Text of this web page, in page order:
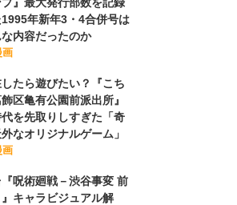
1995年新年3・4合併号は
な内容だったのか
画
たら遊びたい？『こち
区亀有公園前派出所』
を先取りしすぎた「奇
なオリジナルゲーム」
画
呪術廻戦－渋谷事変 前
キャラビジュアル解